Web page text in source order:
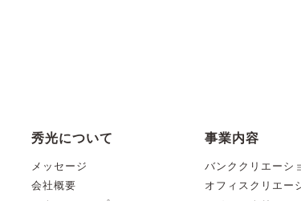
秀光について
メッセージ
会社概要
事業内容
バンククリエーシ
オフィスクリエー